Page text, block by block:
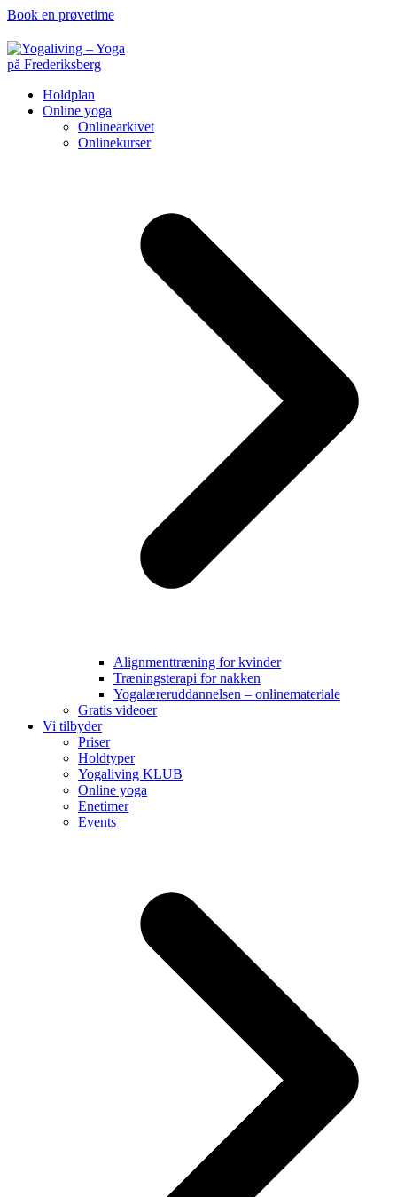
Book en prøvetime
Holdplan
Online yoga
Onlinearkivet
Onlinekurser
Alignmenttræning for kvinder
Træningsterapi for nakken
Yogalæreruddannelsen – onlinemateriale
Gratis videoer
Vi tilbyder
Priser
Holdtyper
Yogaliving KLUB
Online yoga
Enetimer
Events